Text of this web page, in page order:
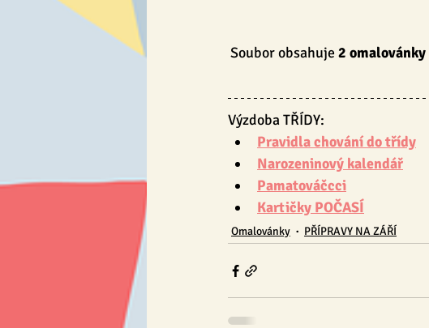
Soubor obsahuje 2 omalovánky
Výzdoba TŘÍDY:
Pravidla chování do třídy
Narozeninový kalendář
Pamatováčcci
Kartičky POČASÍ
Omalovánky PŘÍPRAVY NA ZÁŘÍ